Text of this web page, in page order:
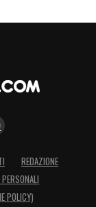
REDAZIONE
POLICY)